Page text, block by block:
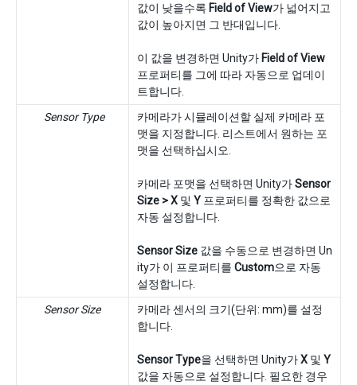
값이 낮을수록 Field of View가 넓어지고
값이 높아지면 그 반대입니다.
이 값을 변경하면 Unity가 Field of View
프로퍼티를 그에 따라 자동으로 업데이
트합니다.
Sensor Type
카메라가 시뮬레이션할 실제 카메라 포
맷을 지정합니다. 리스트에서 원하는 포
맷을 선택하십시오.
카메라 포맷을 선택하면 Unity가Sensor
Size > X 및 Y 프로퍼티를 정확한 값으로
자동 설정합니다.
Sensor Size 값을 수동으로 변경하면 Un
ity가 이 프로퍼티를 Custom으로 자동
설정합니다.
Sensor Size
카메라 센서의 크기(단위: mm)를 설정
합니다.
Sensor Type을 선택하면 Unity가X 및 Y
값을 자동으로 설정합니다. 필요한 경우